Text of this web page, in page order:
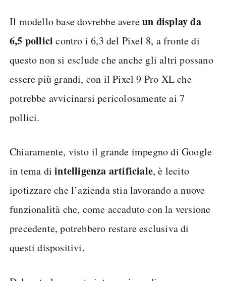
Il modello base dovrebbe avereun display da
6,5 pollici contro i 6,3 del Pixel 8, a fronte di
questo non si esclude che anche gli altri possano
essere più grandi, con il Pixel 9 Pro XL che
potrebbe avvicinarsi pericolosamente ai 7
pollici.
Chiaramente, visto il grande impegno di Google
in tema diintelligenza artificiale, è lecito
ipotizzare che l’azienda stia lavorando a nuove
funzionalità che, come accaduto con la versione
precedente, potrebbero restare esclusiva di
questi dispositivi.